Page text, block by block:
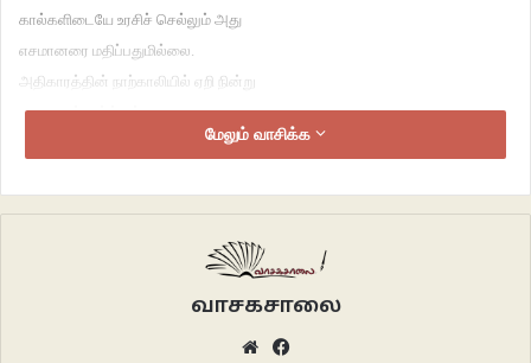
கால்களிடையே உரசிச் செல்லும் அது
எசமானரை மதிப்பதுமில்லை.
அதிகாரத்தின் நாற்காலியில் ஏறி நின்று
ஏளனமாய் பார்க்கும்.
கையசைவிற்குக் காத்திருக்கும்.
புலிகளின் வரிகள் அளித்த வறட்டு கர்வம்
பாதையின் குறுக்கே அபசகுனம் காட்டாது.
மேலும் வாசிக்க
வாசகசாலை
Website